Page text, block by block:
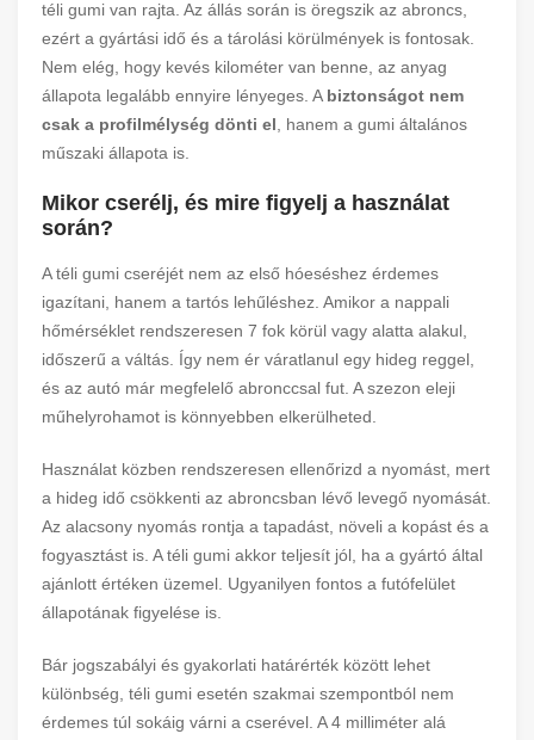
téli gumi van rajta. Az állás során is öregszik az abroncs,
ezért a gyártási idő és a tárolási körülmények is fontosak.
Nem elég, hogy kevés kilométer van benne, az anyag
állapota legalább ennyire lényeges. A biztonságot nem
csak a profilmélység dönti el , hanem a gumi általános
műszaki állapota is.
Mikor cserélj, és mire figyelj a használat
során?
A téli gumi cseréjét nem az első hóeséshez érdemes
igazítani, hanem a tartós lehűléshez. Amikor a nappali
hőmérséklet rendszeresen 7 fok körül vagy alatta alakul,
időszerű a váltás. Így nem ér váratlanul egy hideg reggel,
és az autó már megfelelő abronccsal fut. A szezon eleji
műhelyrohamot is könnyebben elkerülheted.
Használat közben rendszeresen ellenőrizd a nyomást, mert
a hideg idő csökkenti az abroncsban lévő levegő nyomását.
Az alacsony nyomás rontja a tapadást, növeli a kopást és a
fogyasztást is. A téli gumi akkor teljesít jól, ha a gyártó által
ajánlott értéken üzemel. Ugyanilyen fontos a futófelület
állapotának figyelése is.
Bár jogszabályi és gyakorlati határérték között lehet
különbség, téli gumi esetén szakmai szempontból nem
érdemes túl sokáig várni a cserével. A 4 milliméter alá